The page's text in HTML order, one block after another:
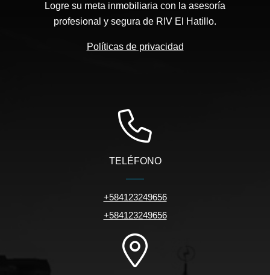
Logre su meta inmobiliaria con la asesoría
profesional y segura de RIV El Hatillo.
Políticas de privacidad
TELÉFONO
+584123249656
+584123249656